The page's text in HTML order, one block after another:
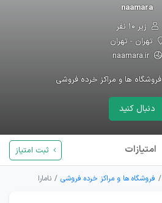
naamara
زیر ۱۰ نفر
تهران - تهران
naamara.ir
فروشگاه ها و مراکز خرده فروشی
دنبال کنید
امتیازات ثبت امتیاز
فروشگاه ها و مراکز خرده فروشی نامارا